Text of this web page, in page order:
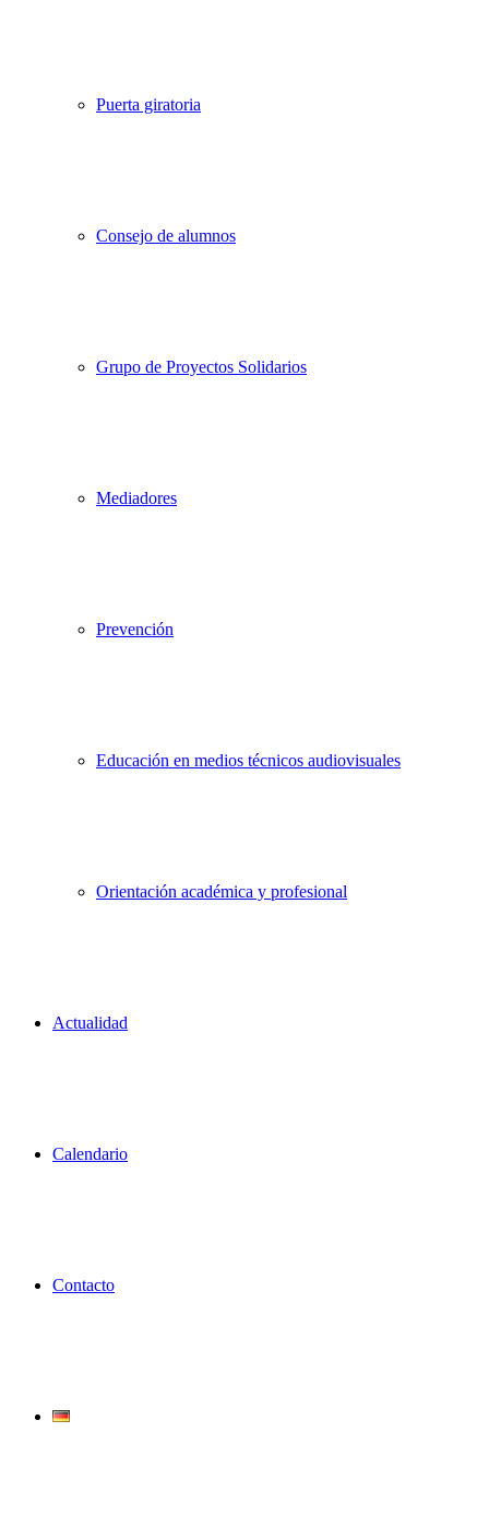
Puerta giratoria
Consejo de alumnos
Grupo de Proyectos Solidarios
Mediadores
Prevención
Educación en medios técnicos audiovisuales
Orientación académica y profesional
Actualidad
Calendario
Contacto